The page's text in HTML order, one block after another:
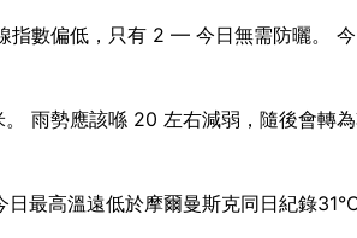
數偏低，只有 2 — 今日無需防曬。
雨勢應該喺 20 左右減弱，隨後會轉
最高溫遠低於摩爾曼斯克同日紀錄31°C